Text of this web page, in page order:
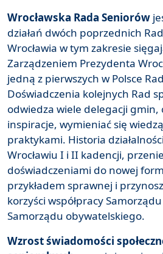
Wrocławska Rada Seniorów
działań dwóch poprzednich
Wrocławia w tym zakresie
Zarządzeniem Prezydenta
jedną z pierwszych w Polsce
Doświadczenia kolejnych Rad
odwiedza wiele delegacji gmin,
inspiracje, wymieniać się
praktykami. Historia
Wrocławiu I i II kadencji,
doświadczeniami do nowej
przykładem sprawnej i
korzyści współpracy
Samorządu obywatelskiego.
Wzrost świadomości